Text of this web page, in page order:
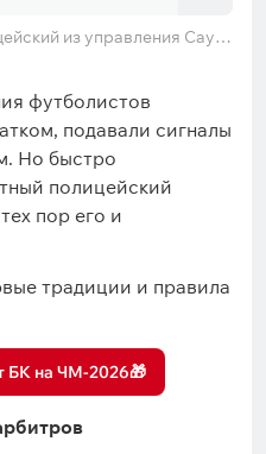
из управления Саут-
футболистов
подавали сигналы
Но быстро
полицейский
пор его и
традиции и правила
БК на ЧМ-2026🎁